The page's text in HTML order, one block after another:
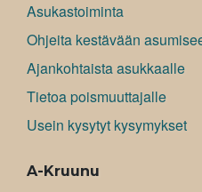
Asukastoiminta
Ohjeita kestävään
Ajankohtaista asukkaalle
Tietoa poismuuttajalle
Usein kysytyt kysymykset
A-Kruunu